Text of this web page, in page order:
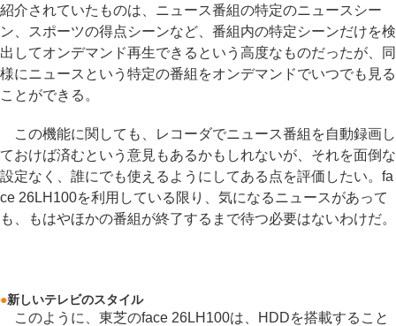
紹介されていたものは、ニュース番組の特定のニュースシー
ン、スポーツの得点シーンなど、番組内の特定シーンだけを検
出してオンデマンド再生できるという高度なものだったが、同
様にニュースという特定の番組をオンデマンドでいつでも見る
ことができる。
この機能に関しても、レコーダでニュース番組を自動録画し
ておけば済むという意見もあるかもしれないが、それを面倒な
設定なく、誰にでも使えるようにしてある点を評価したい。fa
ce 26LH100を利用している限り、気になるニュースがあって
も、もはやほかの番組が終了するまで待つ必要はないわけだ。
●新しいテレビのスタイル
このように、東芝のface 26LH100は、HDDを搭載すること